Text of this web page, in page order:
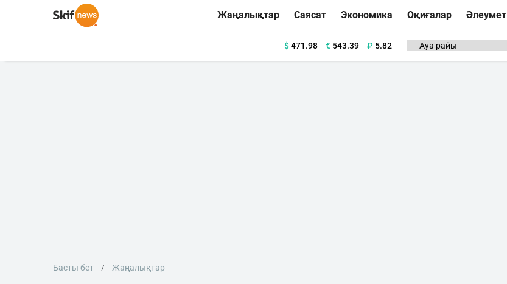
Жаңалықтар Саясат Экономика Оқиғалар Әлеумет
$471.98 €543.39 ₽ 5.82
Басты бет Жаңалықтар